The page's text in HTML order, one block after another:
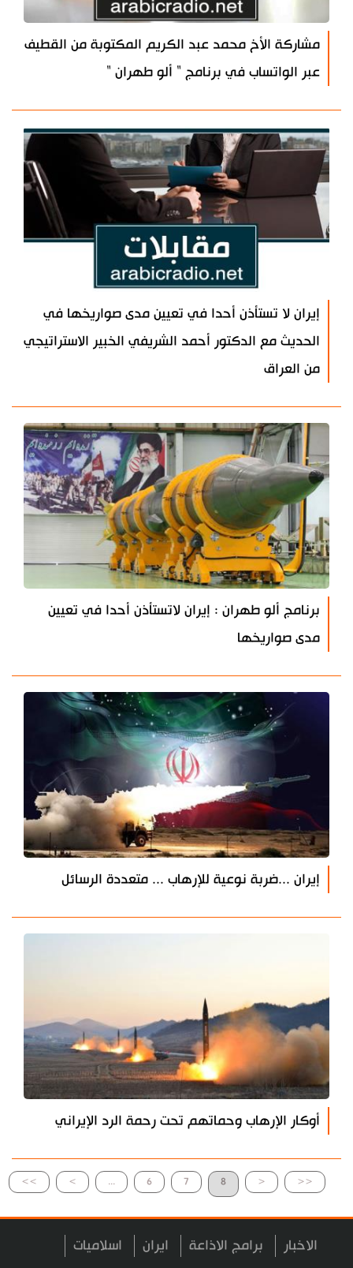
مشاركة الأخ محمد عبد الكريم المكتوبة من القطيف
عبر الواتساب في برنامج " ألو طهران "
إيران لا تستأذن أحدا في تعيين مدى صواريخها في
الحديث مع الدكتور أحمد الشريفي الخبير الاستراتيجي
من العراق
برنامج ألو طهران : إيران لاتستأذن أحدا في تعيين
مدى صواريخها
إيران ...ضربة نوعية للإرهاب ... متعددة الرسائل
أوكار الإرهاب وحماتهم تحت رحمة الرد الإيراني
>> > ... 6 7 8 < <<
الاخبار برامج الاذاعة ايران اسلاميات